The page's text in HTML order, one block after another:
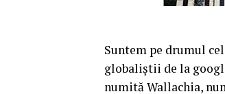
Suntem pe drumul
globaliștii de la
numită Wallachia,